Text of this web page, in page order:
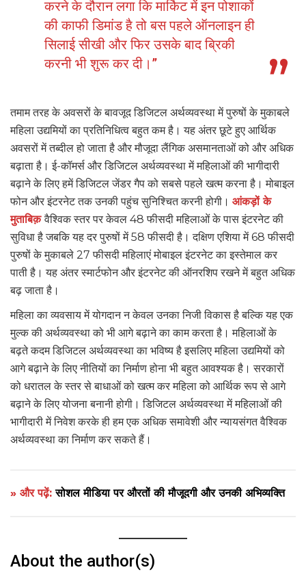
करने के दौरान लगा कि मार्किट में इन पोशाकों
की काफी डिमांड है तो बस पहले ऑनलाइन ही
सिलाई सीखी और फिर उसके बाद ब्रिकी
करनी भी शुरू कर दी।”
तमाम तरह के अवसरों के बावजूद डिजिटल अर्थव्यवस्था में पुरुषों के मुकाबले
महिला उद्यमियों का प्रतिनिधित्व बहुत कम है। यह अंतर छूटे हुए आर्थिक
अवसरों में तब्दील हो जाता है और मौजूदा लैंगिक असमानताओं को और अधिक
बढ़ाता है। ई-कॉमर्स और डिजिटल अर्थव्यवस्था में महिलाओं की भागीदारी
बढ़ाने के लिए हमें डिजिटल जेंडर गैप को सबसे पहले खत्म करना है। मोबाइल
फोन और इंटरनेट तक उनकी पहुंच सुनिश्चित करनी होगी। आंकड़ों के
मुताबिक़वैश्विक स्तर पर केवल 48 फीसदी महिलाओं के पास इंटरनेट की
सुविधा है जबकि यह दर पुरुषों में 58 फीसदी है। दक्षिण एशिया में 68 फीसदी
पुरुषों के मुकाबले 27 फीसदी महिलाएं मोबाइल इंटरनेट का इस्तेमाल कर
पाती है। यह अंतर स्मार्टफोन और इंटरनेट की ऑनरशिप रखने में बहुत अधिक
बढ़ जाता है।
महिला का व्यवसाय में योगदान न केवल उनका निजी विकास है बल्कि यह एक
मुल्क की अर्थव्यवस्था को भी आगे बढ़ाने का काम करता है। महिलाओं के
बढ़ते कदम डिजिटल अर्थव्यवस्था का भविष्य है इसलिए महिला उद्यमियों को
आगे बढ़ाने के लिए नीतियों का निर्माण होना भी बहुत आवश्यक है। सरकारों
को धरातल के स्तर से बाधाओं को खत्म कर महिला को आर्थिक रूप से आगे
बढ़ाने के लिए योजना बनानी होगी। डिजिटल अर्थव्यवस्था में महिलाओं की
भागीदारी में निवेश करके ही हम एक अधिक समावेशी और न्यायसंगत वैश्विक
अर्थव्यवस्था का निर्माण कर सकते हैं।
» और पढ़ें:सोशल मीडिया पर औरतों की मौजूदगी और उनकी अभिव्यक्ति
About the author(s)